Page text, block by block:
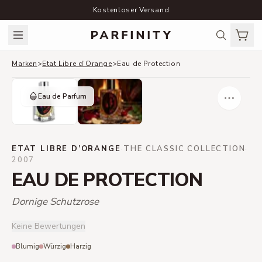
Kostenloser Versand
Marken>Etat Libre d’Orange>Eau de Protection
Eau de Parfum
ETAT LIBRE D’ORANGE·THE CLASSIC COLLECTION·
2007
EAU DE PROTECTION
Dornige Schutzrose
Keine Bewertungen
Blumig Würzig Harzig